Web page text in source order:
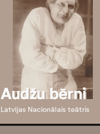
Audžu bērni
Latvijas Nacionālais teātris